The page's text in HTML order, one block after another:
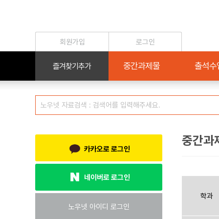
카카오로 로그인
네이버로 로그인
중간과
학과